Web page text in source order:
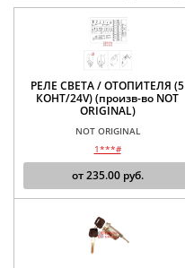
РЕЛЕ СВЕТА / ОТОПИТЕЛЯ (5
КОНТ/24V) (произв-во NOT
ORIGINAL)
NOT ORIGINAL
1***#
от235.00руб.